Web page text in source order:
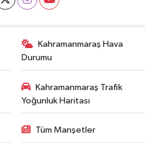
Kahramanmaraş Hava
Durumu
Kahramanmaraş Trafik
Yoğunluk Haritası
Tüm Manşetler